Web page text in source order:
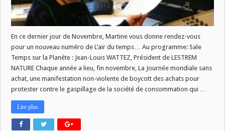
En ce dernier jour de Novembre, Martine vous donne rendez-vous
pour un nouveau numéro de L’air du temps… Au programme: Sale
Temps sur la Planète : Jean-Louis WATTEZ, Président de LESTREM
NATURE Chaque année a lieu, fin novembre, La Journée mondiale sans
achat, une manifestation non-violente de boycott des achats pour
protester contre le gaspillage de la société de consommation qui …
Lire plus